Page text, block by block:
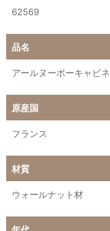
62569
品名
アールヌーボーキャビ
原産国
フランス
材質
ウォールナット材